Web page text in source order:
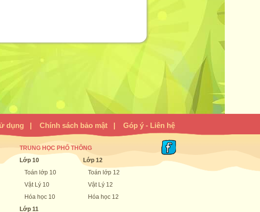
dụng | Chính sách bảo mật | Góp ý - Liên hệ
TRUNG HỌC PHỔ THÔNG
Lớp 10
Toán lớp 10
Vật Lý 10
Hóa học 10
Lớp 11
Lớp 12
Toán lớp 12
Vật Lý 12
Hóa học 12